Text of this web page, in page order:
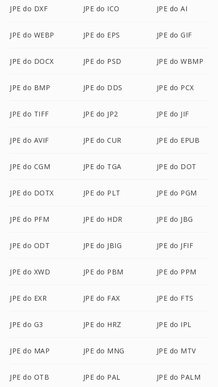
JPE do DXF JPE do ICO JPE do AI
JPE do WEBP JPE do EPS JPE do GIF
JPE do DOCX JPE do PSD JPE do WBMP
JPE do BMP JPE do DDS JPE do PCX
JPE do TIFF JPE do JP2 JPE do JIF
JPE do AVIF JPE do CUR JPE do EPUB
JPE do CGM JPE do TGA JPE do DOT
JPE do DOTX JPE do PLT JPE do PGM
JPE do PFM JPE do HDR JPE do JBG
JPE do ODT JPE do JBIG JPE do JFIF
JPE do XWD JPE do PBM JPE do PPM
JPE do EXR JPE do FAX JPE do FTS
JPE do G3 JPE do HRZ JPE do IPL
JPE do MAP JPE do MNG JPE do MTV
JPE do OTB JPE do PAL JPE do PALM